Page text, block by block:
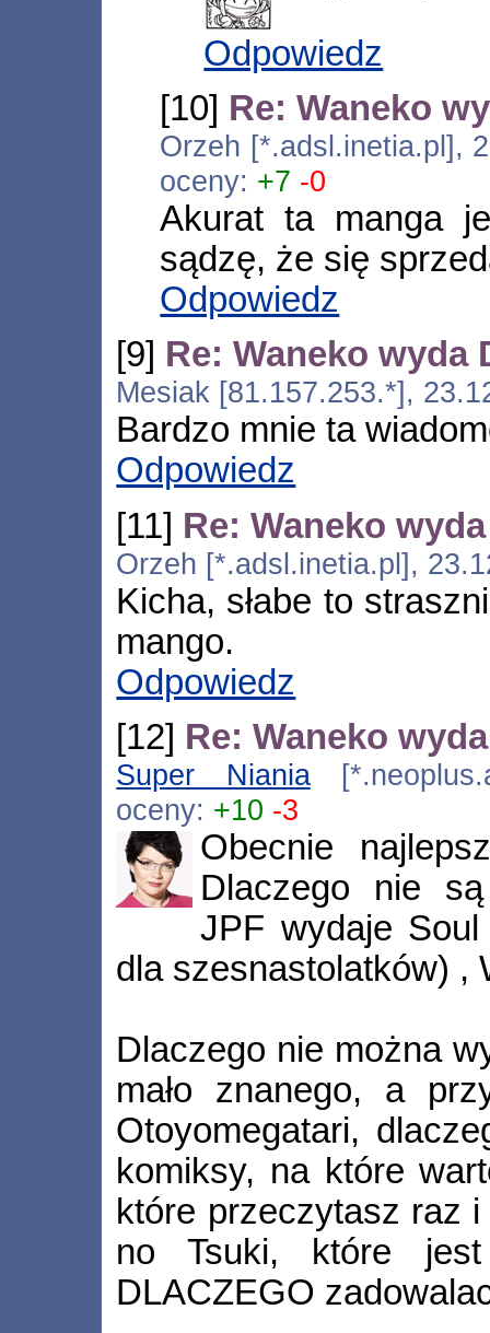
Odpowiedz
[10] Re: Waneko
Orzeh [*.adsl.inetia.pl],
oceny: +7 -0
Akurat ta manga
sądzę, że się
Odpowiedz
[9] Re: Waneko wyda
Mesiak [81.157.253.*],
Bardzo mnie ta
Odpowiedz
[11] Re: Waneko
Orzeh [*.adsl.inetia.pl],
Kicha, słabe to
mango.
Odpowiedz
[12] Re: Waneko
Super Niania
oceny: +10 -3
Obecnie
Dlaczego nie są
JPF wydaje
dla szesnastolatków) ,
Dlaczego nie można
mało znanego, a
Otoyomegatari,
komiksy, na które
które przeczytasz raz
no Tsuki, które jest
DLACZEGO